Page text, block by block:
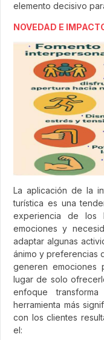
elemento decisivo
NOVEDAD E
La aplicación de la
turística es una
experiencia de los
emociones y
adaptar algunas
ánimo y preferencias
generen emociones
lugar de solo
enfoque
herramienta más
con los clientes
el: